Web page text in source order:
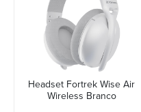
Headset Fortrek Wise Air
Wireless Branco